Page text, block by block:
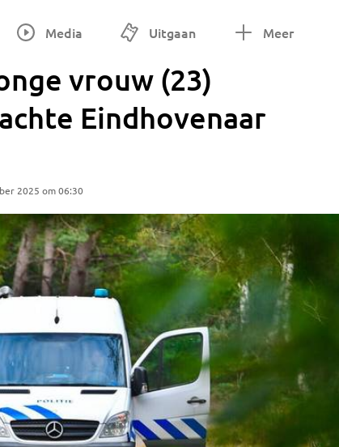
Media Uitgaan Meer
vrouw (23)
Eindhovenaar
2025 om 06:30